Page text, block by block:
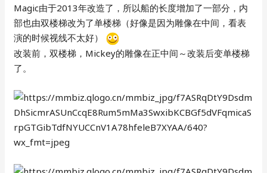
Magic由于2013年改造了，所以船的长度增加了一部分，内
部也由双楼梯改为了单楼梯（好像是因为雕像在中间，看表
演的时候视线不太好）
改装前，双楼梯，Mickey的雕像在正中间～改装后变单楼梯
了。